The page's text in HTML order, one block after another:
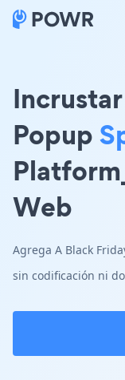
Popup
Web
Agrega A Black
sin codificación ni